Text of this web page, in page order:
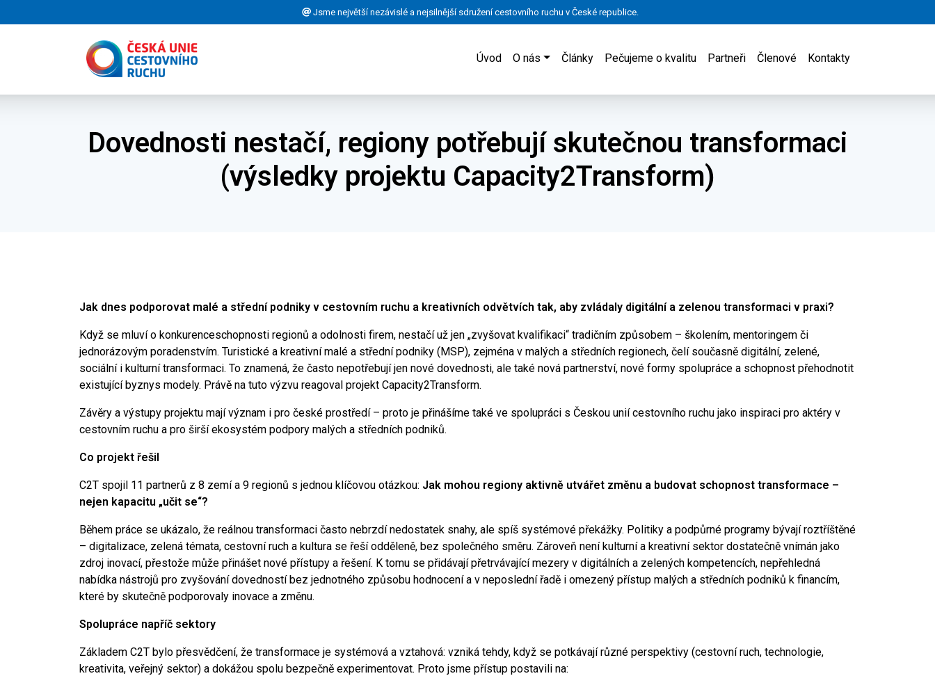
Jsme největší nezávislé a nejsilnější sdružení cestovního ruchu v České republice.
Úvod O nás Články Pečujeme o kvalitu Partneři Členové Kontakty
Dovednosti nestačí, regiony potřebují skutečnou transformaci
(výsledky projektu Capacity2Transform)
Jak dnes podporovat malé a střední podniky v cestovním ruchu a kreativních odvětvích tak, aby zvládaly digitální a zelenou transformaci v praxi?
Když se mluví o konkurenceschopnosti regionů a odolnosti firem, nestačí už jen „zvyšovat kvalifikaci“ tradičním způsobem – školením, mentoringem či
jednorázovým poradenstvím. Turistické a kreativní malé a střední podniky (MSP), zejména v malých a středních regionech, čelí současně digitální, zelené,
sociální i kulturní transformaci. To znamená, že často nepotřebují jen nové dovednosti, ale také nová partnerství, nové formy spolupráce a schopnost přehodnotit
existující byznys modely. Právě na tuto výzvu reagoval projekt Capacity2Transform.
Závěry a výstupy projektu mají význam i pro české prostředí – proto je přinášíme také ve spolupráci s Českou unií cestovního ruchu jako inspiraci pro aktéry v
cestovním ruchu a pro širší ekosystém podpory malých a středních podniků.
Co projekt řešil
C2T spojil 11 partnerů z 8 zemí a 9 regionů s jednou klíčovou otázkou: Jak mohou regiony aktivně utvářet změnu a budovat schopnost transformace –
nejen kapacitu „učit se“?
Během práce se ukázalo, že reálnou transformaci často nebrzdí nedostatek snahy, ale spíš systémové překážky. Politiky a podpůrné programy bývají roztříštěné
– digitalizace, zelená témata, cestovní ruch a kultura se řeší odděleně, bez společného směru. Zároveň není kulturní a kreativní sektor dostatečně vnímán jako
zdroj inovací, přestože může přinášet nové přístupy a řešení. K tomu se přidávají přetrvávající mezery v digitálních a zelených kompetencích, nepřehledná
nabídka nástrojů pro zvyšování dovedností bez jednotného způsobu hodnocení a v neposlední řadě i omezený přístup malých a středních podniků k financím,
které by skutečně podporovaly inovace a změnu.
Spolupráce napříč sektory
Základem C2T bylo přesvědčení, že transformace je systémová a vztahová: vzniká tehdy, když se potkávají různé perspektivy (cestovní ruch, technologie,
kreativita, veřejný sektor) a dokážou spolu bezpečně experimentovat. Proto jsme přístup postavili na: